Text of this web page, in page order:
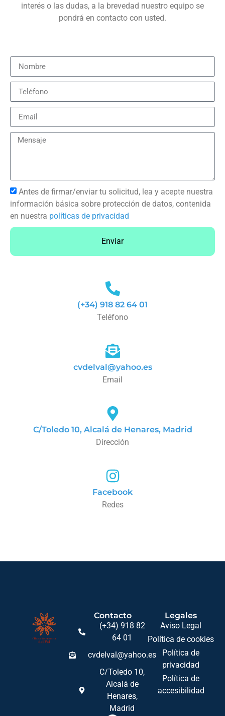
interés o las dudas, a la brevedad nuestro equipo se
pondrá en contacto con usted.
Antes de firmar/enviar tu solicitud, lea y acepte nuestra
información básica sobre protección de datos, contenida
en nuestra políticas de privacidad
Enviar
(+34) 918 82 64 01
Teléfono
cvdelval@yahoo.es
Email
C/Toledo 10, Alcalá de Henares, Madrid
Dirección
Facebook
Redes
Contacto
(+34) 918 82
64 01
cvdelval@yahoo.es
C/Toledo 10,
Alcalá de
Henares,
Madrid
Legales
Aviso Legal
Política de cookies
Política de
privacidad
Política de
accesibilidad